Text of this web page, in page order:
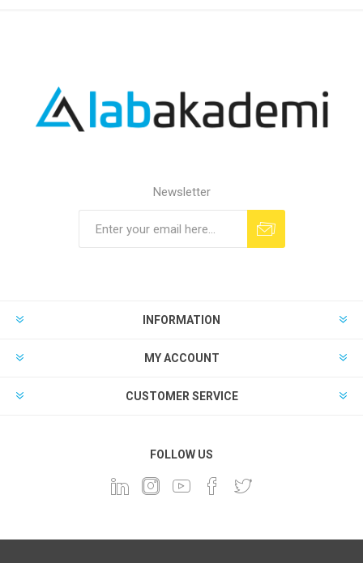
Newsletter
INFORMATION
MY ACCOUNT
CUSTOMER SERVICE
FOLLOW US